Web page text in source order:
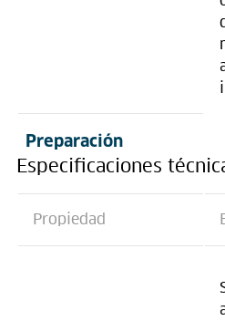
Preparación
Especificaciones
Propiedad